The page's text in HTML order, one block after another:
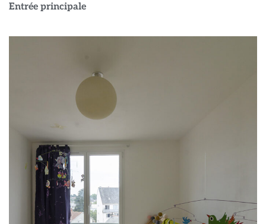
Entrée principale